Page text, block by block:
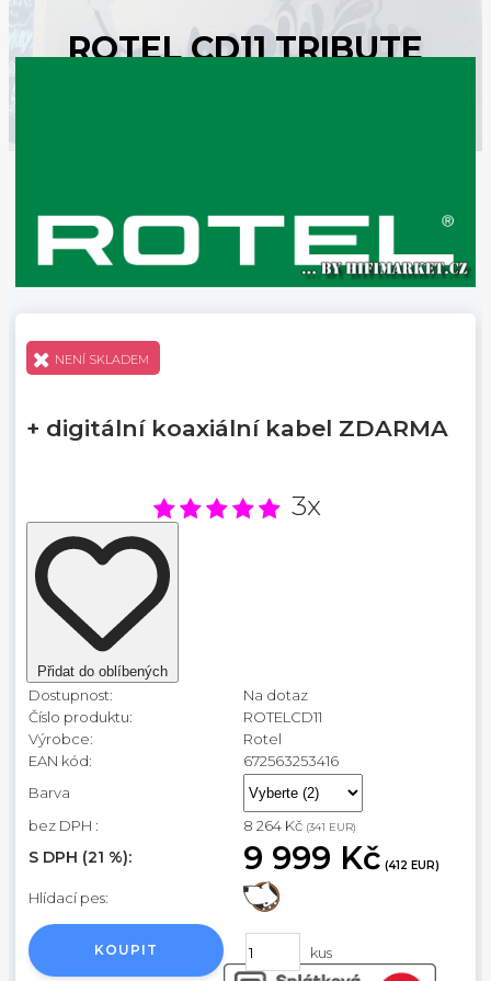
ROTEL CD11 TRIBUTE
NENÍ SKLADEM
+ digitální koaxiální kabel ZDARMA
3x
Přidat do oblíbených
Dostupnost:
Na dotaz
Číslo produktu:
ROTELCD11
Výrobce:
Rotel
EAN kód:
672563253416
Barva
bez DPH :
8 264 Kč (341 EUR)
S DPH (21 %): 9 999 Kč (412 EUR)
Hlídací pes:
kus
KOUPIT